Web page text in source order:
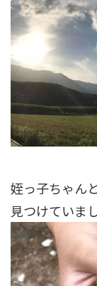
姪っ子ちゃん
見つけていま